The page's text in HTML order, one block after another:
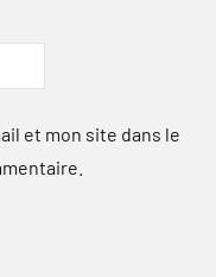
et mon site dans le